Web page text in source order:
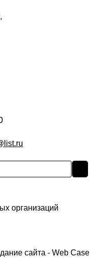
организаций
сайта - Web Case